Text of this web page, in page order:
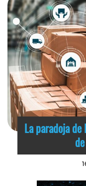
La paradoja